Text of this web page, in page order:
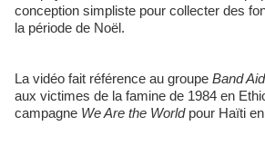
conception simpliste pour collecter des
la période de Noël.
La vidéo fait référence au groupe Band Aid
aux victimes de la famine de 1984 en
campagne We Are the Worldpour Haïti en